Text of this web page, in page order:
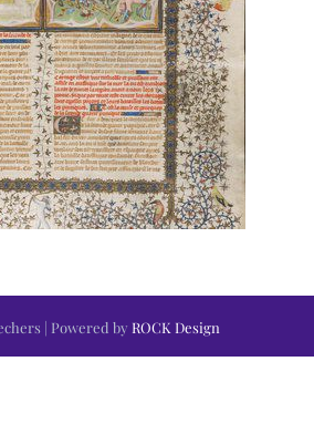
| Powered by ROCK Design